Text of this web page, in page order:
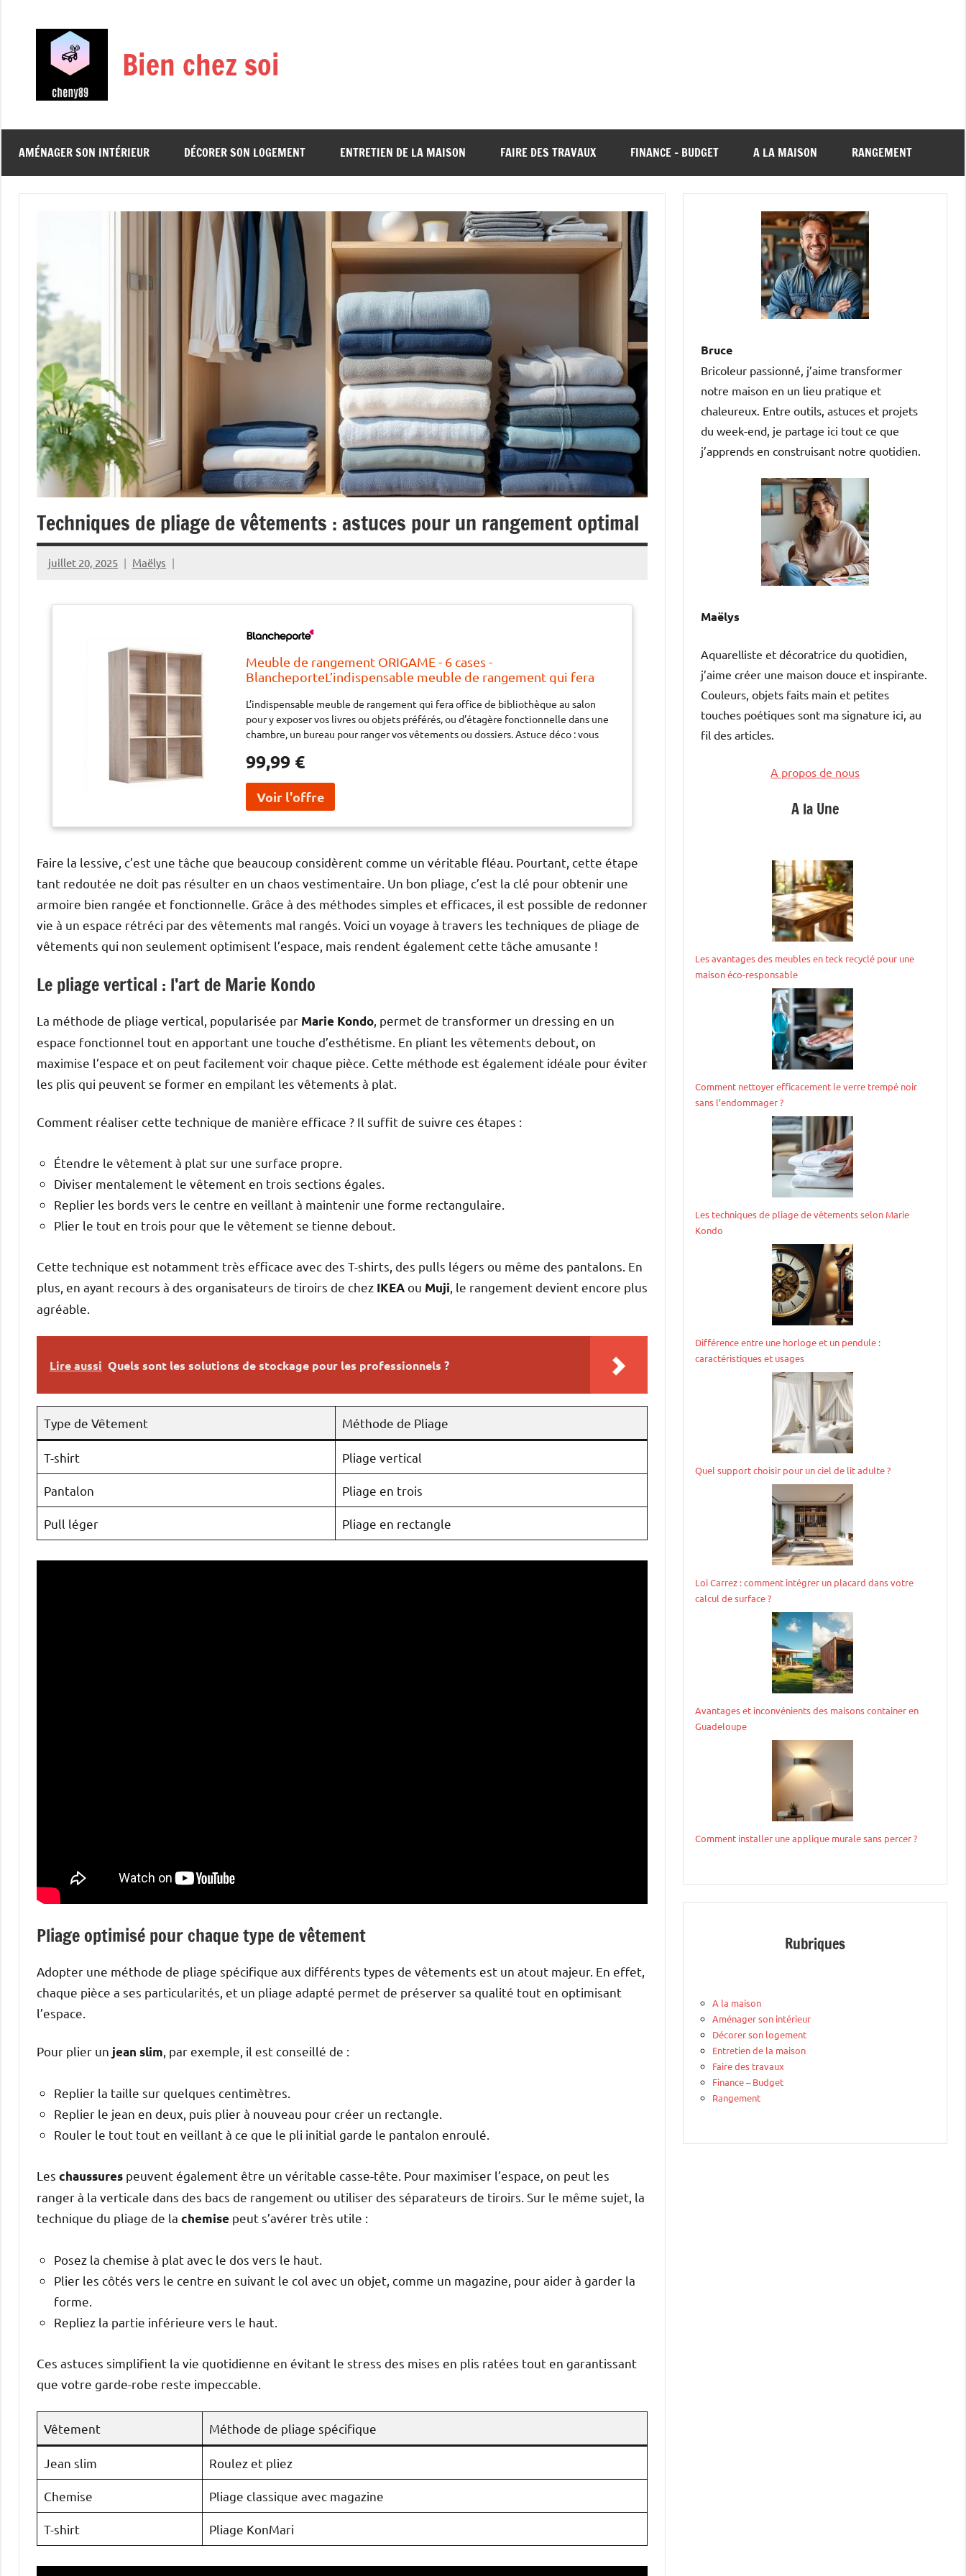
Bien chez soi
AMÉNAGER SON INTÉRIEUR DÉCORER SON LOGEMENT ENTRETIEN DE LA MAISON FAIRE DES TRAVAUX FINANCE – BUDGET A LA MAISON RANGEMENT
Techniques de pliage de vêtements : astuces pour un rangement optimal
juillet 20, 2025 Maëlys
Meuble de rangement ORIGAME - 6 cases -
BlancheporteL’indispensable meuble de rangement qui fera
objets préférés, ou d’étagère fonctionnelle dans une chambre,
un bureau pour ranger vos vêtements
L’indispensable meuble de rangement qui fera office de bibliothèque au salon
pour y exposer vos livres ou objets préférés, ou d’étagère fonctionnelle dans une
chambre, un bureau pour ranger vos vêtements ou dossiers. Astuce déco : vous
99,99 €
Faire la lessive, c’est une tâche que beaucoup considèrent comme un véritable fléau. Pourtant, cette étape
tant redoutée ne doit pas résulter en un chaos vestimentaire. Un bon pliage, c’est la clé pour obtenir une
armoire bien rangée et fonctionnelle. Grâce à des méthodes simples et efficaces, il est possible de redonner
vie à un espace rétréci par des vêtements mal rangés. Voici un voyage à travers les techniques de pliage de
vêtements qui non seulement optimisent l’espace, mais rendent également cette tâche amusante !
Le pliage vertical : l’art de Marie Kondo
La méthode de pliage vertical, popularisée par Marie Kondo, permet de transformer un dressing en un
espace fonctionnel tout en apportant une touche d’esthétisme. En pliant les vêtements debout, on
maximise l’espace et on peut facilement voir chaque pièce. Cette méthode est également idéale pour éviter
les plis qui peuvent se former en empilant les vêtements à plat.
Comment réaliser cette technique de manière efficace ? Il suffit de suivre ces étapes :
Étendre le vêtement à plat sur une surface propre.
Diviser mentalement le vêtement en trois sections égales.
Replier les bords vers le centre en veillant à maintenir une forme rectangulaire.
Plier le tout en trois pour que le vêtement se tienne debout.
Cette technique est notamment très efficace avec des T-shirts, des pulls légers ou même des pantalons. En
plus, en ayant recours à des organisateurs de tiroirs de chez IKEAou Muji, le rangement devient encore plus
agréable.
Lire aussi Quels sont les solutions de stockage pour les professionnels ?
Type de Vêtement Méthode de Pliage
T-shirt Pliage vertical
Pantalon Pliage en trois
Pull léger Pliage en rectangle
Pliage optimisé pour chaque type de vêtement
Adopter une méthode de pliage spécifique aux différents types de vêtements est un atout majeur. En effet,
chaque pièce a ses particularités, et un pliage adapté permet de préserver sa qualité tout en optimisant
l’espace.
Pour plier un jean slim, par exemple, il est conseillé de :
Replier la taille sur quelques centimètres.
Replier le jean en deux, puis plier à nouveau pour créer un rectangle.
Rouler le tout tout en veillant à ce que le pli initial garde le pantalon enroulé.
Les chaussures peuvent également être un véritable casse-tête. Pour maximiser l’espace, on peut les
ranger à la verticale dans des bacs de rangement ou utiliser des séparateurs de tiroirs. Sur le même sujet, la
technique du pliage de la chemise peut s’avérer très utile :
Posez la chemise à plat avec le dos vers le haut.
Plier les côtés vers le centre en suivant le col avec un objet, comme un magazine, pour aider à garder la
forme.
Repliez la partie inférieure vers le haut.
Ces astuces simplifient la vie quotidienne en évitant le stress des mises en plis ratées tout en garantissant
que votre garde-robe reste impeccable.
Vêtement Méthode de pliage spécifique
Jean slim Roulez et pliez
Chemise Pliage classique avec magazine
T-shirt Pliage KonMari
Bruce
Bricoleur passionné, j’aime transformer
notre maison en un lieu pratique et
chaleureux. Entre outils, astuces et projets
du week-end, je partage ici tout ce que
j’apprends en construisant notre quotidien.
Maëlys
Aquarelliste et décoratrice du quotidien,
j’aime créer une maison douce et inspirante.
Couleurs, objets faits main et petites
touches poétiques sont ma signature ici, au
fil des articles.
A propos de nous
A la Une
Les avantages des meubles en teck recyclé pour une
maison éco-responsable
Comment nettoyer efficacement le verre trempé noir
sans l’endommager ?
Les techniques de pliage de vêtements selon Marie
Kondo
Différence entre une horloge et un pendule :
caractéristiques et usages
Quel support choisir pour un ciel de lit adulte ?
Loi Carrez : comment intégrer un placard dans votre
calcul de surface ?
Avantages et inconvénients des maisons container en
Guadeloupe
Comment installer une applique murale sans percer ?
Rubriques
A la maison
Aménager son intérieur
Décorer son logement
Entretien de la maison
Faire des travaux
Finance – Budget
Rangement